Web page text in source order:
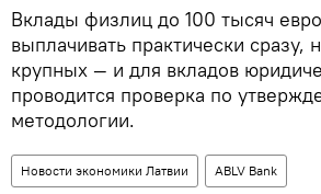
Вклады физлиц до 100 тысяч
выплачивать практически сразу,
крупных — и для вкладов
проводится проверка по
методологии.
Новости экономики Латвии ABLV Bank